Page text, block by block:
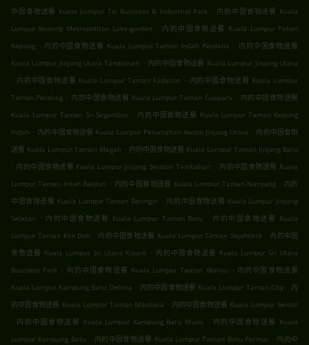
中国食物送餐 Kuala Lumpur Tsi Business & Industrial Park . 内的中国食物送餐 Kuala
Lumpur Kepong Metropolitan Lake-garden
. 内的中国食物送餐 Kuala Lumpur Pekan
Kepong . 内的中国食物送餐 Kuala Lumpur Taman Indah Perdana . 内的中国食物送餐
Kuala Lumpur Jinjang Utara Tambahan . 内的中国食物送餐 Kuala Lumpur Jinjang Utara
. 内的中国食物送餐 Kuala Lumpur Taman Fadason . 内的中国食物送餐 Kuala Lumpur
Taman Petaling . 内的中国食物送餐 Kuala Lumpur Taman Cuepacs . 内的中国食物送餐
Kuala Lumpur Taman Sri Segambut . 内的中国食物送餐 Kuala Lumpur Taman Kepong
Indah . 内的中国食物送餐 Kuala Lumpur Perumahan Awam Jinjang Utara . 内的中国食物
送餐 Kuala Lumpur Taman Megah . 内的中国食物送餐 Kuala Lumpur Taman Jinjang Baru
. 内的中国食物送餐 Kuala Lumpur Jinjang Selatan Tambahan . 内的中国食物送餐 Kuala
Lumpur Taman Intan Baiduri . 内的中国食物送餐 Kuala Lumpur Taman Nanyang . 内的
中国食物送餐 Kuala Lumpur Taman Beringin . 内的中国食物送餐 Kuala Lumpur Jinjang
Selatan
. 内的中国食物送餐 Kuala Lumpur Taman Batu . 内的中国食物送餐 Kuala
Lumpur Taman Kok Doh . 内的中国食物送餐 Kuala Lumpur Taman Sejahtera . 内的中国
食物送餐 Kuala Lumpur Sri Utara Kipark . 内的中国食物送餐 Kuala Lumpur Sri Utara
Business Park . 内的中国食物送餐 Kuala Lumpur Taman Wahyu . 内的中国食物送餐
Kuala Lumpur Kampung Batu Delima . 内的中国食物送餐 Kuala Lumpur Taman City . 内
的中国食物送餐 Kuala Lumpur Taman Mastiara . 内的中国食物送餐 Kuala Lumpur Sentul
. 内的中国食物送餐 Kuala Lumpur Kampung Batu Muda . 内的中国食物送餐 Kuala
Lumpur Kampung Batu . 内的中国食物送餐 Kuala Lumpur Taman Batu Permai . 内的中